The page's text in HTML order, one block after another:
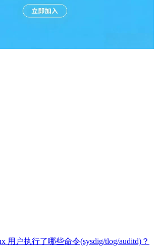
用户执行了哪些命令(sysdig/tlog/auditd)？